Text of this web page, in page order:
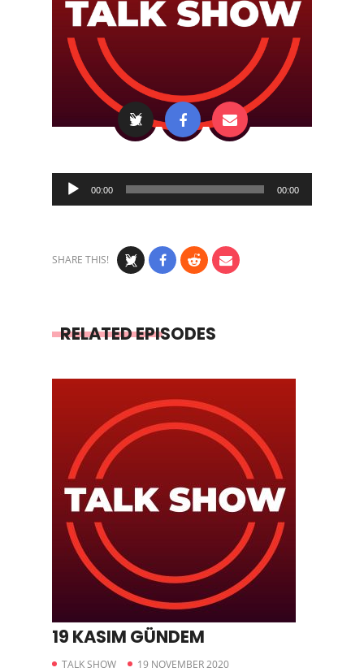
Audio
Player
00:00 00:00
SHARE THIS!
RELATED EPISODES
19 KASIM GÜNDEM
TALK SHOW 19 NOVEMBER 2020